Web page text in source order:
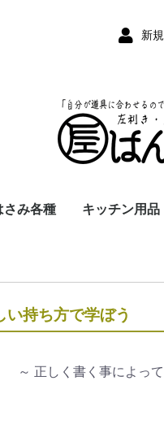
新
ペン
切出刀)
さみ各種 キッチン用品
い持ち方で学ぼう
～ 正しく書く事によっ